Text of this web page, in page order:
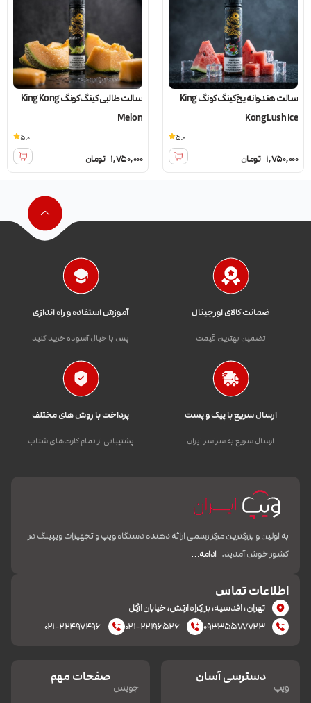
سالت هندوانه یخ کینگ کونگ King
Kong Lush Ice
1,750,000 تومان
5.0
سالت طالبی کینگ کونگ King Kong
Melon
1,750,000 تومان
5.0
ضمانت کالای اورجینال
تضمین بهترین قیمت
آموزش استفاده و راه اندازی
پس با خیال آسوده خرید کنید
ارسال سریع با پیک و پست
ارسال سریع به سراسر ایران
پرداخت با روش های مختلف
پشتیبانی از تمام کارت‌های شتاب
به اولین و بزرگترین مرکز رسمی ارائه دهنده دستگاه ویپ و تجهیزات ویپینگ در
کشور خوش آمدید. ادامه…
اطلاعات تماس
تهران، اقدسیه، بزرکراه ارتش، خیابان ازگل
۰۹۳۳۵۵۷۷۷۲۳
۰۲۱-۲۲۱۹۶۵۲۶ ۰۲۱-۲۲۴۹۷۴۹۶
دسترسی آسان
ویپ
صفحات مهم
جویس